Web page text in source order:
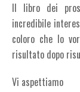
Il libro dei
incredibile
coloro che lo
risultato dopo
Vi aspettiamo